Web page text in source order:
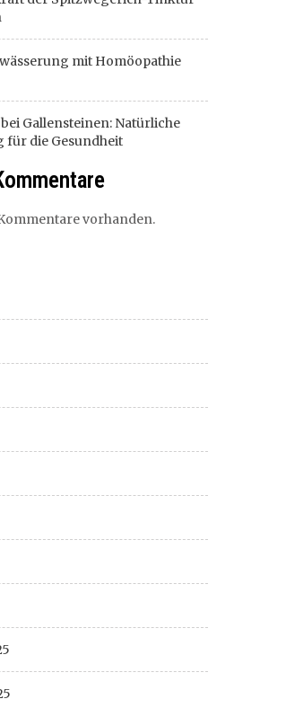
mit Homöopathie
Gallensteinen: Natürliche
für die Gesundheit
vorhanden.